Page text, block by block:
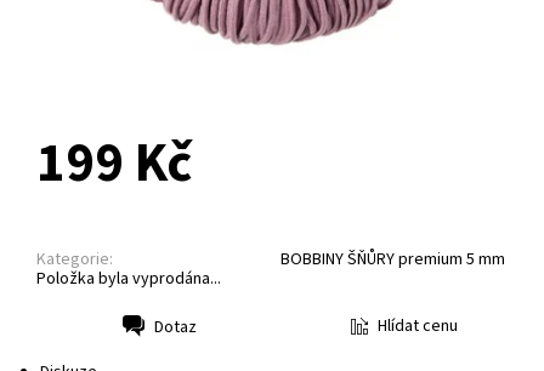
199 Kč
Kategorie:
BOBBINY ŠŇŮRY premium 5 mm
Položka byla vyprodána...
Dotaz
Hlídat cenu